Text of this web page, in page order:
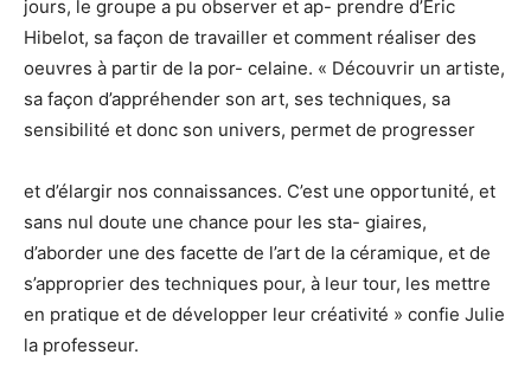
jours, le groupe a pu observer et ap- prendre d’Eric
Hibelot, sa façon de travailler et comment réaliser des
oeuvres à partir de la por- celaine. « Découvrir un artiste,
sa façon d’appréhender son art, ses techniques, sa
sensibilité et donc son univers, permet de progresser
et d’élargir nos connaissances. C’est une opportunité, et
sans nul doute une chance pour les sta- giaires,
d’aborder une des facette de l’art de la céramique, et de
s’approprier des techniques pour, à leur tour, les mettre
en pratique et de développer leur créativité » confie Julie
la professeur.